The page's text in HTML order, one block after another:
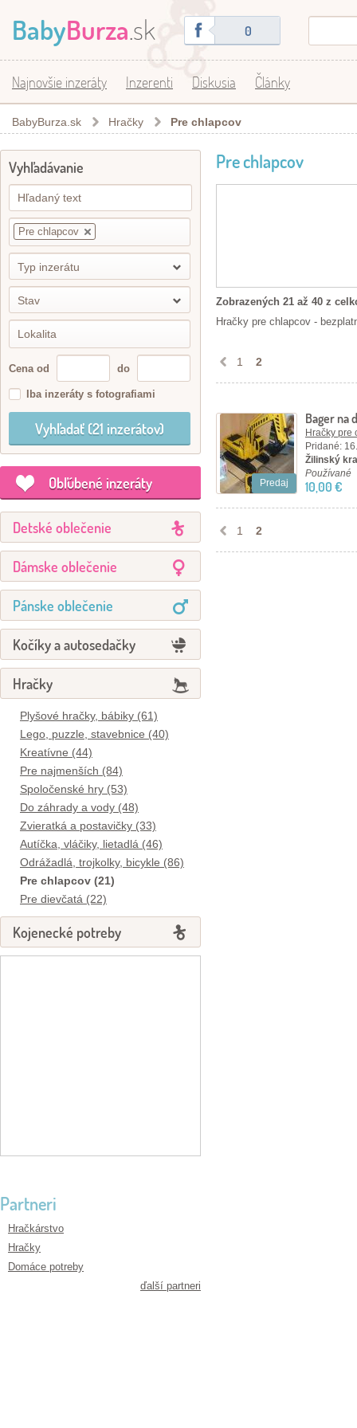
BabyBurza.sk 0
Najnovšie inzeráty Inzerenti Diskusia Články
BabyBurza.sk Hračky Pre chlapcov
Vyhľadávanie
Pre chlapcov
Typ inzerátu
Stav
Cena od do
Iba inzeráty s fotografiami
Obľúbené inzeráty
Detské oblečenie
Dámske oblečenie
Pánske oblečenie
Kočíky a autosedačky
Hračky
Plyšové hračky, bábiky (61)
Lego, puzzle, stavebnice (40)
Kreatívne (44)
Pre najmenších (84)
Spoločenské hry (53)
Do záhrady a vody (48)
Zvieratká a postavičky (33)
Autíčka, vláčiky, lietadlá (46)
Odrážadlá, trojkolky, bicykle (86)
Pre chlapcov (21)
Pre dievčatá (22)
Kojenecké potreby
Partneri
Hračkárstvo
Hračky
Domáce potreby
ďalší partneri
Pre chlapcov
Zobrazených 21 až 40 z
Hračky pre chlapcov -
1 2
Predaj
Bager na
Hračky pre
Pridané:
Žilinský
Používané
10,00 €
1 2